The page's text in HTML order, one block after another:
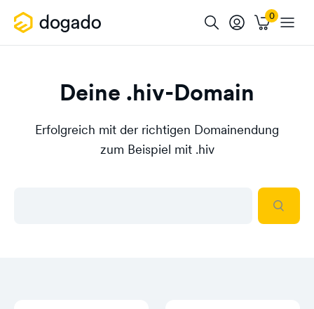
Deine .hiv-Domain
Erfolgreich mit der richtigen Domainendung
zum Beispiel mit .hiv